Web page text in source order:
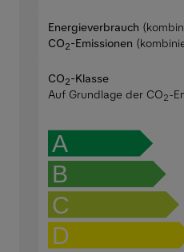
Energieverbrauch
CO2-Emissionen
CO2-Klasse
Auf Grundlage der CO2-
A
B
C
D